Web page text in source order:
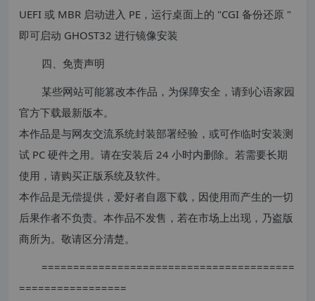
UEFI 或 MBR 启动进入 PE，运行桌面上的 "CGI 备份还原 "
即可启动 GHOST32 进行镜像安装
四、免责声明
某些网站可能篡改本作品，为保障安全，请到心语家园
官方下载最新版本。
本作品是与网友交流系统封装部署经验，或可作临时安装测
试 PC 硬件之用。请在安装后 24 小时内删除。若需要长期
使用，请购买正版系统及软件。
本作品是无偿提供，爱好者自愿下载，因使用而产生的一切
后果作者不负责。本作品不发售，若在市场上出现，乃盗版
商所为。敬请区分清楚。
========================================
=================